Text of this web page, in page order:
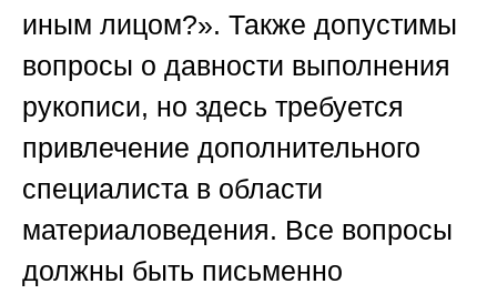
иным лицом?». Также допустимы
вопросы о давности выполнения
рукописи, но здесь требуется
привлечение дополнительного
специалиста в области
материаловедения. Все вопросы
должны быть письменно